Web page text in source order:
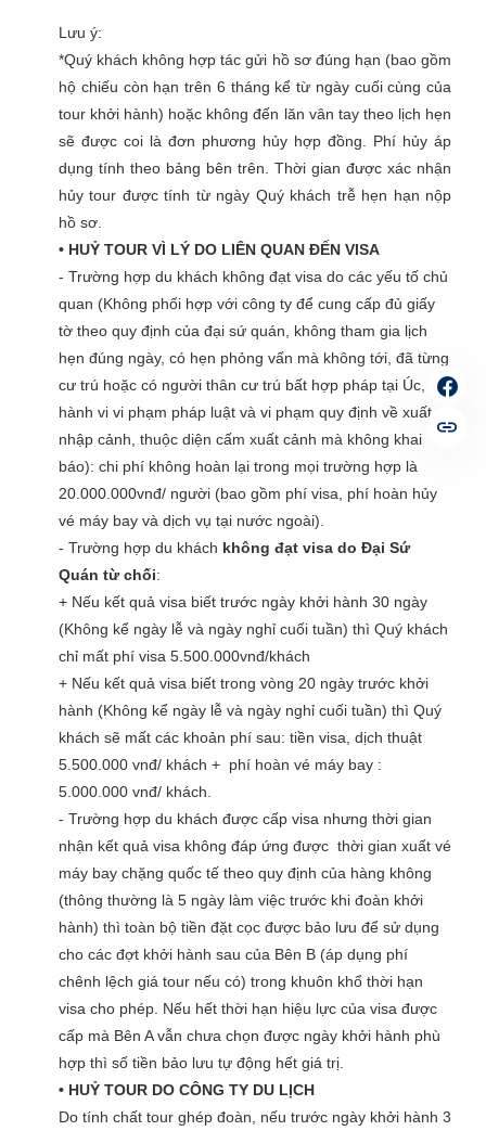
Lưu ý:
*Quý khách không hợp tác gửi hồ sơ đúng hạn (bao gồm
hộ chiếu còn hạn trên 6 tháng kể từ ngày cuối cùng của
tour khởi hành) hoặc không đến lăn vân tay theo lịch hẹn
sẽ được coi là đơn phương hủy hợp đồng. Phí hủy áp
dụng tính theo bảng bên trên. Thời gian được xác nhận
hủy tour được tính từ ngày Quý khách trễ hẹn hạn nộp
hồ sơ.
• HUỶ TOUR VÌ LÝ DO LIÊN QUAN ĐẾN VISA
- Trường hợp du khách không đạt visa do các yếu tố chủ
quan (Không phối hợp với công ty để cung cấp đủ giấy
tờ theo quy định của đại sứ quán, không tham gia lịch
hẹn đúng ngày, có hẹn phỏng vấn mà không tới, đã từng
cư trú hoặc có người thân cư trú bất hợp pháp tại Úc, có
hành vi vi phạm pháp luật và vi phạm quy định về xuất
nhập cảnh, thuộc diện cấm xuất cảnh mà không khai
báo): chi phí không hoàn lại trong mọi trường hợp là
20.000.000vnđ/ người (bao gồm phí visa, phí hoàn hủy
vé máy bay và dịch vụ tại nước ngoài).
- Trường hợp du khách không đạt visa do Đại Sứ
Quán từ chối:
+ Nếu kết quả visa biết trước ngày khởi hành 30 ngày
(Không kể ngày lễ và ngày nghỉ cuối tuần) thì Quý khách
chỉ mất phí visa 5.500.000vnđ/khách
+ Nếu kết quả visa biết trong vòng 20 ngày trước khởi
hành (Không kể ngày lễ và ngày nghỉ cuối tuần) thì Quý
khách sẽ mất các khoản phí sau: tiền visa, dịch thuật
5.500.000 vnđ/ khách + phí hoàn vé máy bay :
5.000.000 vnđ/ khách.
- Trường hợp du khách được cấp visa nhưng thời gian
nhận kết quả visa không đáp ứng được thời gian xuất vé
máy bay chặng quốc tế theo quy định của hàng không
(thông thường là 5 ngày làm việc trước khi đoàn khởi
hành) thì toàn bộ tiền đặt cọc được bảo lưu để sử dụng
cho các đợt khởi hành sau của Bên B (áp dụng phí
chênh lệch giá tour nếu có) trong khuôn khổ thời hạn
visa cho phép. Nếu hết thời hạn hiệu lực của visa được
cấp mà Bên A vẫn chưa chọn được ngày khởi hành phù
hợp thì số tiền bảo lưu tự động hết giá trị.
• HUỶ TOUR DO CÔNG TY DU LỊCH
Do tính chất tour ghép đoàn, nếu trước ngày khởi hành 3